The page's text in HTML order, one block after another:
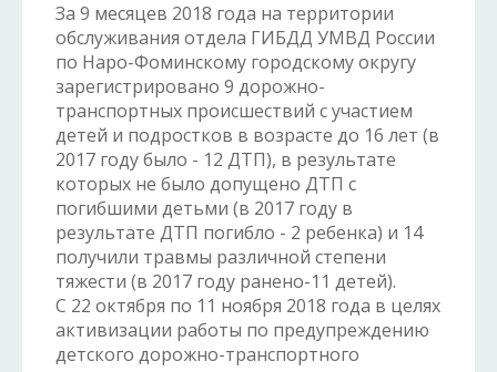
За 9 месяцев 2018 года на территории
обслуживания отдела ГИБДД УМВД России
по Наро-Фоминскому городскому округу
зарегистрировано 9 дорожно-
транспортных происшествий с участием
детей и подростков в возрасте до 16 лет (в
2017 году было - 12 ДТП), в результате
которых не было допущено ДТП с
погибшими детьми (в 2017 году в
результате ДТП погибло - 2 ребенка) и 14
получили травмы различной степени
тяжести (в 2017 году ранено-11 детей).
С 22 октября по 11 ноября 2018 года в целях
активизации работы по предупреждению
детского дорожно-транспортного